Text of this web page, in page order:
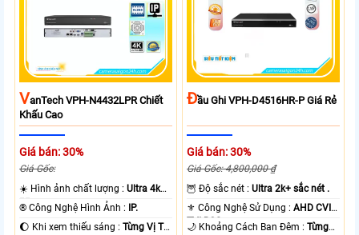
VAnTech VPH-N4432LPR Chiết
Khấu Cao
Giá bán: 30%
Giá Gốc:
☀️ Hình ảnh chất lượng :Ultra 4k
👍🏾 .
®️ Công Nghệ Hình Ảnh : IP.
🌔 Khi xem thiếu sáng :Từng Vị Trí
ĐẦu Ghi VPH-D4516HR-P Giá Rẻ
Giá bán: 30%
Giá Gốc: 4,800,000 ₫
🦉 Độ sắc nét :Ultra 2k+ sắc nét .
⚜️ Công Nghệ Sử Dụng :AHD CVI
TVI BCS.
🌙 Khoảng Cách Ban Đêm :Từng